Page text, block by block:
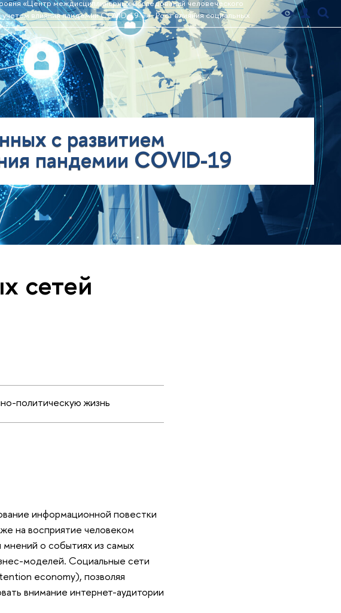
«Центр междисциплинарных исследований человеческого
учетом влияния пандемии COVID-19
Рост влияния социальных
с развитием
пандемии COVID-19
сетей
политическую жизнь
информационной повестки
на восприятие человеком
о событиях из самых
моделей. Социальные сети
economy), позволяя
внимание интернет-аудитории